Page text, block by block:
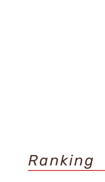
Ranking